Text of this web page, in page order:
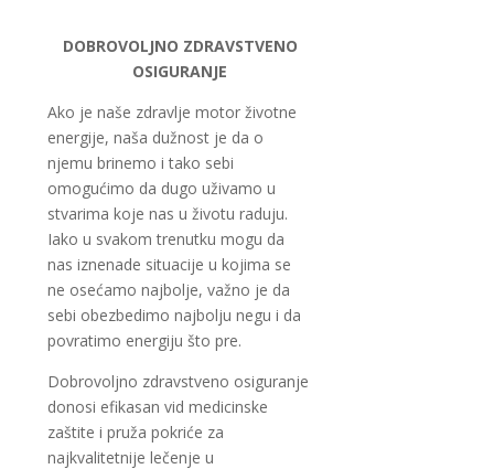
DOBROVOLJNO ZDRAVSTVENO
OSIGURANJE
Ako je naše zdravlje motor životne
energije, naša dužnost je da o
njemu brinemo i tako sebi
omogućimo da dugo uživamo u
stvarima koje nas u životu raduju.
Iako u svakom trenutku mogu da
nas iznenade situacije u kojima se
ne osećamo najbolje, važno je da
sebi obezbedimo najbolju negu i da
povratimo energiju što pre.
Dobrovoljno zdravstveno osiguranje
donosi efikasan vid medicinske
zaštite i pruža pokriće za
najkvalitetnije lečenje u